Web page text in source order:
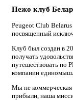
Пежо клуб
Peugeot Club
посвященный
Клуб был создан в
получать
путешествовать по
компании
Мы не коммерческая
прибыли, наша